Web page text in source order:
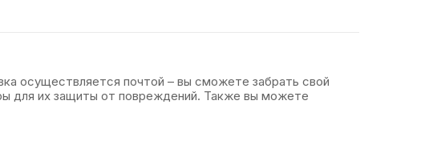
осуществляется почтой – вы сможете забрать свой
для их защиты от повреждений. Также вы можете